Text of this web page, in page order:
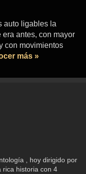
auto ligables la
antes, con mayor
con movimientos
más »
, hoy dirigido por
rica historia con 4